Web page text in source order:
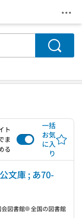
メ
検索
ト
ま
る
一括
お気
に入
り
文庫 ; あ70-
会図書館 全国の図書館